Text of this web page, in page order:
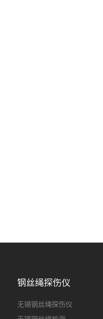
钢丝绳探伤仪
无锡钢丝绳探伤仪